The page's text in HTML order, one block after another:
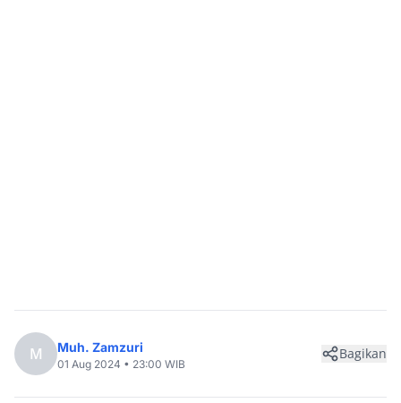
M Muh. Zamzuri
01 Aug 2024 • 23:00 WIB
Bagikan